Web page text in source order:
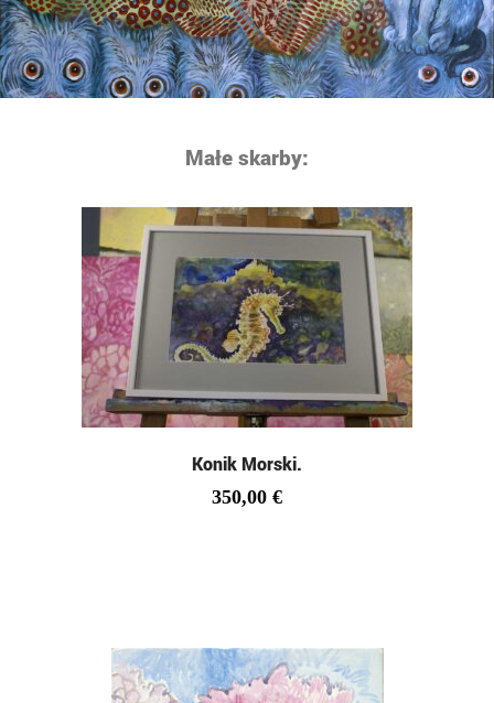
Małe skarby:
Konik Morski.
350,00 €